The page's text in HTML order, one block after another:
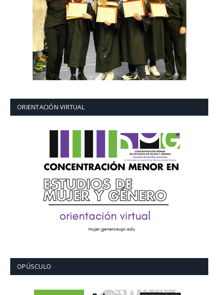
ORIENTACIÓN VIRTUAL
OPÚSCULO